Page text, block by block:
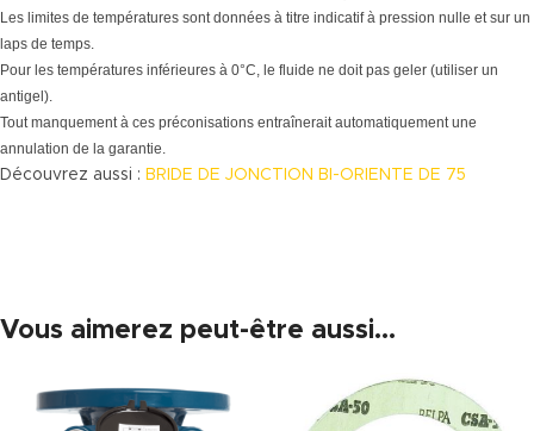
Les limites de températures sont données à titre indicatif à pression nulle et sur un
laps de temps.
Pour les températures inférieures à 0°C, le fluide ne doit pas geler (utiliser un
antigel).
Tout manquement à ces préconisations entraînerait automatiquement une
annulation de la garantie.
Découvrez aussi : BRIDE DE JONCTION BI-ORIENTE DE 75
Vous aimerez peut-être aussi…